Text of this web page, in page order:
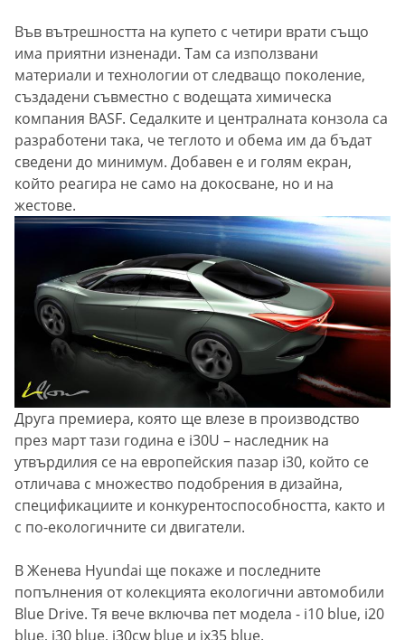
Във вътрешността на купето с четири врати също
има приятни изненади. Там са използвани
материали и технологии от следващо поколение,
създадени съвместно с водещата химическа
компания BASF. Седалките и централната конзола са
разработени така, че теглото и обема им да бъдат
сведени до минимум. Добавен е и голям екран,
който реагира не само на докосване, но и на
жестове.
Друга премиера, която ще влезе в производство
през март тази година е i30U – наследник на
утвърдилия се на европейския пазар i30, който се
отличава с множество подобрения в дизайна,
спецификациите и конкурентоспособността, както и
с по-екологичните си двигатели.
В Женева Hyundai ще покаже и последните
попълнения от колекцията екологични автомобили
Blue Drive. Тя вече включва пет модела - i10 blue, i20
blue, i30 blue, i30cw blue и ix35 blue.